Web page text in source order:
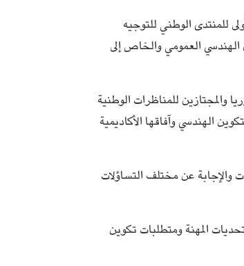
الأولى للمنتدى الوطني للتوجيه
العمومي والخاص إلى
والمجتازين للمناظرات الوطنية
الهندسي وآفاقها الأكاديمية
والإجابة عن مختلف التساؤلات
المهنة ومتطلبات تكوين